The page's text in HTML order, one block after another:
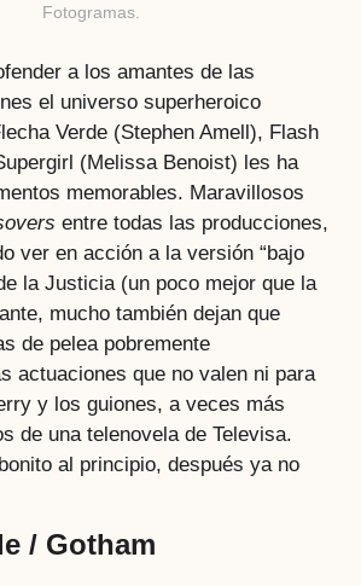
Fotogramas.
a los amantes de las
el universo superheroico
Verde (Stephen Amell), Flash
(Melissa Benoist) les ha
memorables. Maravillosos
entre todas las producciones,
ver en acción a la versión “bajo
la Justicia (un poco mejor que la
mucho también dejan que
de pelea pobremente
actuaciones que no valen ni para
y los guiones, a veces más
de una telenovela de Televisa.
al principio, después ya no
/ Gotham